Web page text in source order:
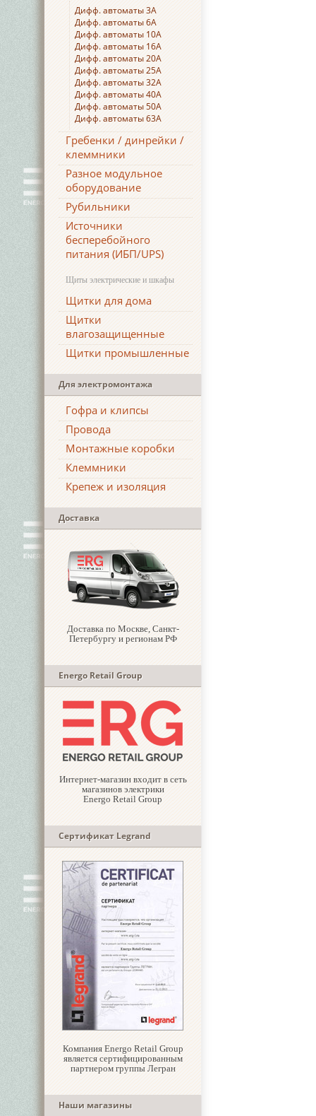
Дифф. автоматы 3А
Дифф. автоматы 6А
Дифф. автоматы 10А
Дифф. автоматы 16А
Дифф. автоматы 20А
Дифф. автоматы 25А
Дифф. автоматы 32А
Дифф. автоматы 40А
Дифф. автоматы 50А
Дифф. автоматы 63А
Гребенки / динрейки /
клеммники
Разное модульное
оборудование
Рубильники
Источники
бесперебойного
питания (ИБП/UPS)
Щиты электрические и шкафы
Щитки для дома
Щитки
влагозащищенные
Щитки промышленные
Для электромонтажа
Гофра и клипсы
Провода
Монтажные коробки
Клеммники
Крепеж и изоляция
Доставка
Доставка по Москве, Санкт-
Петербургу и регионам РФ
Energo Retail Group
Интернет-магазин входит в сеть
магазинов электрики
Energo Retail Group
Сертификат Legrand
Компания Energo Retail Group
является сертифицированным
партнером группы Легран
Наши магазины